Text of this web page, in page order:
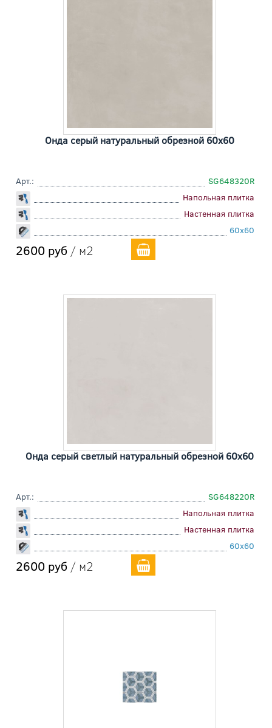
Онда серый натуральный обрезной 60x60
Арт.:
SG648320R
Напольная плитка
Настенная плитка
60x60
2600 руб / м2
Онда серый светлый натуральный обрезной 60x60
Арт.:
SG648220R
Напольная плитка
Настенная плитка
60x60
2600 руб / м2